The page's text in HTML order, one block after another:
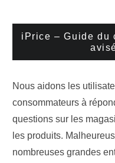
iPrice – Guide du
Nous aidons les
consommateurs à
questions sur les
les produits.
nombreuses grandes